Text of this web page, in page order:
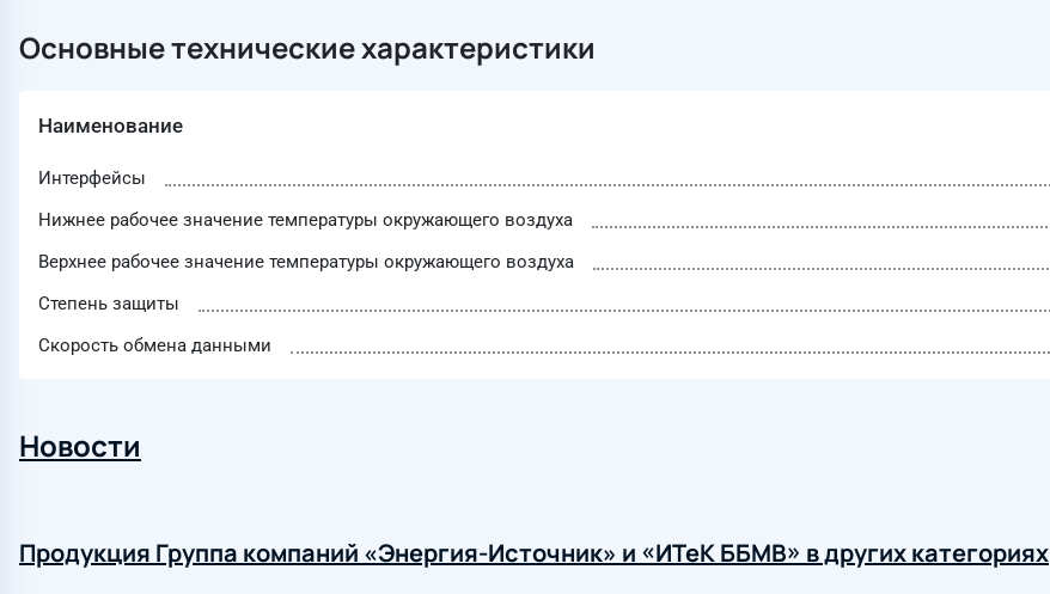
Основные технические характеристики
Наименование
Интерфейсы
Нижнее рабочее значение температуры окружающего воздуха
Верхнее рабочее значение температуры окружающего воздуха
Степень защиты
Скорость обмена данными
Новости
Продукция Группа компаний «Энергия-Источник» и «ИТеК ББМВ» в других категориях